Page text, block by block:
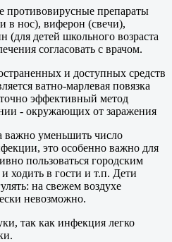
противовирусные препараты
в нос), виферон (свечи),
(для детей школьного возраста
согласовать с врачом.
и доступных средств
ватно-марлевая повязка
эффективный метод
- окружающих от заражения
важно уменьшить число
это особенно важно для
пользоваться городским
ходить в гости и т.п. Дети
на свежем воздухе
невозможно.
так как инфекция легко